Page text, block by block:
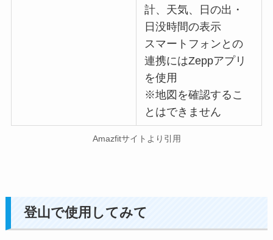
計、天気、日の出・
日没時間の表示
スマートフォンとの
連携にはZeppアプリ
を使用
※地図を確認するこ
とはできません
Amazfitサイトより引用
登山で使用してみて